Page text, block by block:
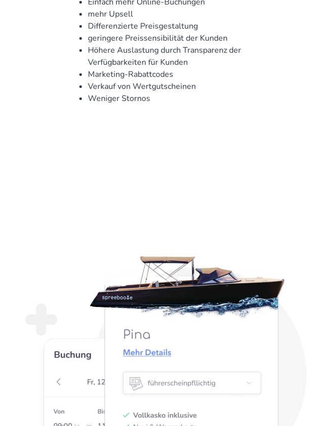
mehr Upsell
Differenzierte Preisgestaltung
geringere Preissensibilität der Kunden
Höhere Auslastung durch Transparenz der
Verfügbarkeiten für Kunden
Marketing-Rabattcodes
Verkauf von Wertgutscheinen
Weniger Stornos